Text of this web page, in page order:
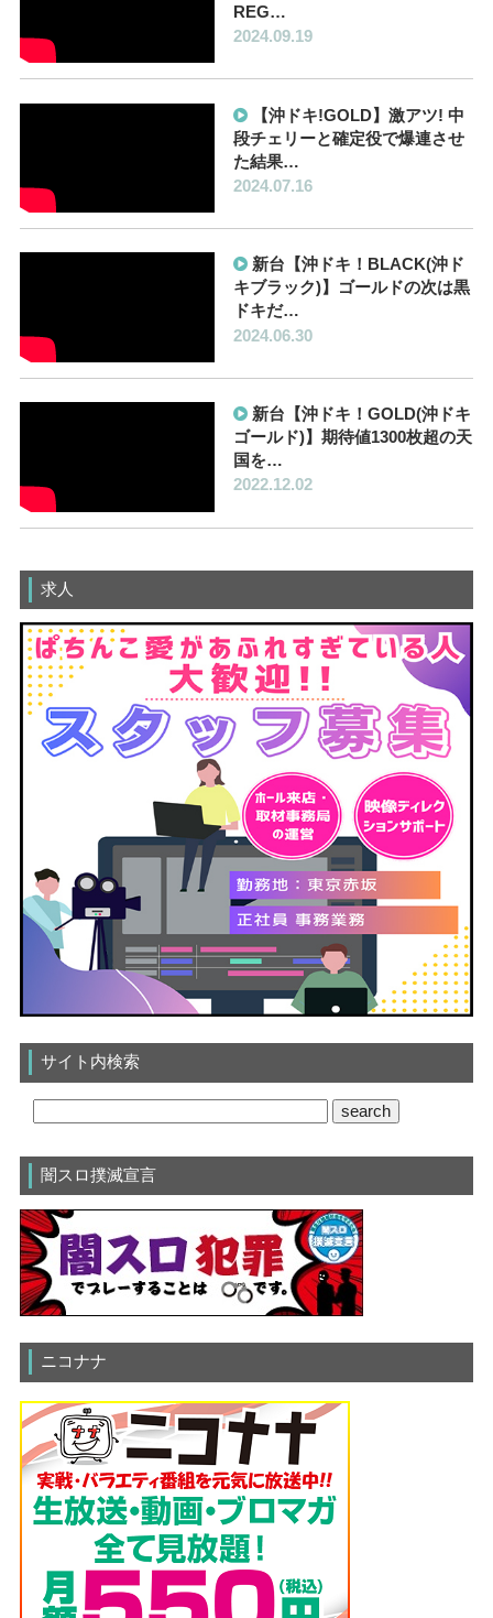
REG…
2024.09.19
【沖ドキ!GOLD】激アツ! 中
段チェリーと確定役で爆連させ
た結果…
2024.07.16
新台【沖ドキ！BLACK(沖ド
キブラック)】ゴールドの次は黒
ドキだ…
2024.06.30
新台【沖ドキ！GOLD(沖ドキ
ゴールド)】期待値1300枚超の天
国を…
2022.12.02
求人
サイト内検索
闇スロ撲滅宣言
ニコナナ